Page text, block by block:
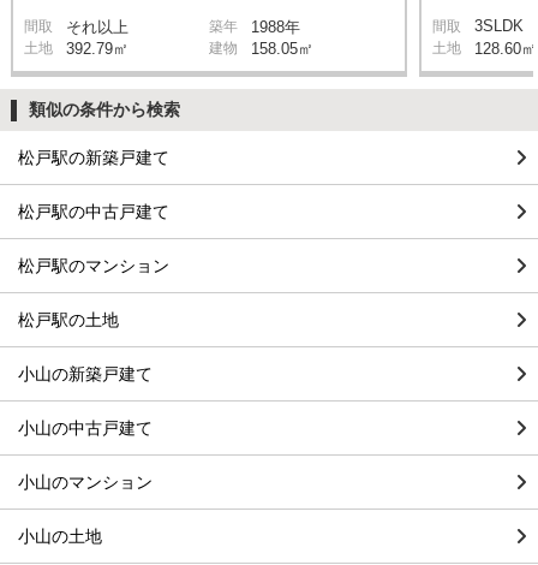
間取 それ以上 築年 1988年
土地 392.79㎡ 建物 158.05㎡
間取 3SLDK
土地 128.60㎡
類似の条件から検索
松戸駅の新築戸建て
松戸駅の中古戸建て
松戸駅のマンション
松戸駅の土地
小山の新築戸建て
小山の中古戸建て
小山のマンション
小山の土地